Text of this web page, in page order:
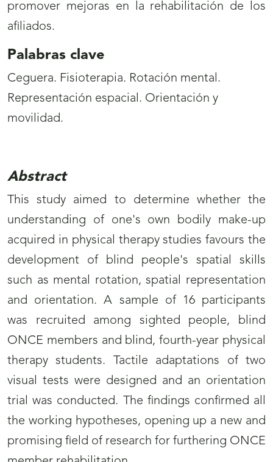
promover mejoras en la rehabilitación de los
afiliados.
Palabras clave
Ceguera. Fisioterapia. Rotación mental.
Representación espacial. Orientación y
movilidad.
Abstract
This study aimed to determine whether the
understanding of one's own bodily make-up
acquired in physical therapy studies favours the
development of blind people's spatial skills
such as mental rotation, spatial representation
and orientation. A sample of 16 participants
was recruited among sighted people, blind
ONCE members and blind, fourth-year physical
therapy students. Tactile adaptations of two
visual tests were designed and an orientation
trial was conducted. The findings confirmed all
the working hypotheses, opening up a new and
promising field of research for furthering ONCE